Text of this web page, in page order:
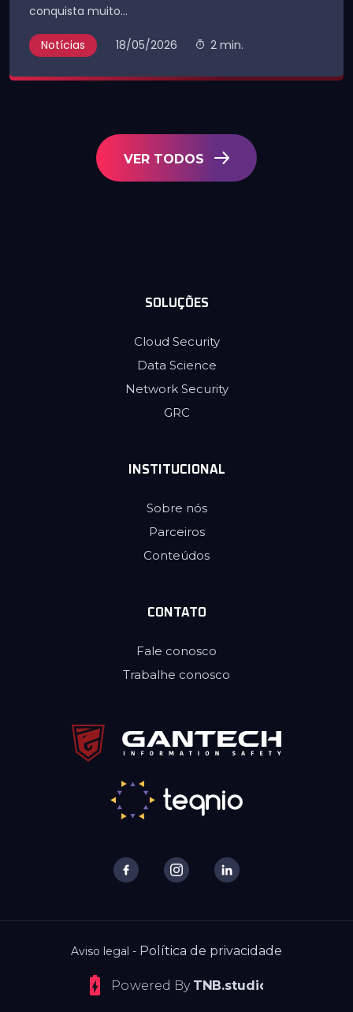
conquista muito...
Notícias 18/05/2026 2 min.
VER TODOS
SOLUÇÕES
Cloud Security
Data Science
Network Security
GRC
INSTITUCIONAL
Sobre nós
Parceiros
Conteúdos
CONTATO
Fale conosco
Trabalhe conosco
Aviso legal - Política de privacidade
Powered By TNB.studio